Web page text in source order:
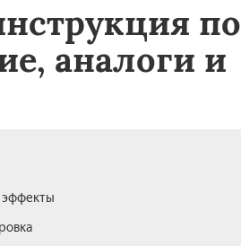
по
аналоги и